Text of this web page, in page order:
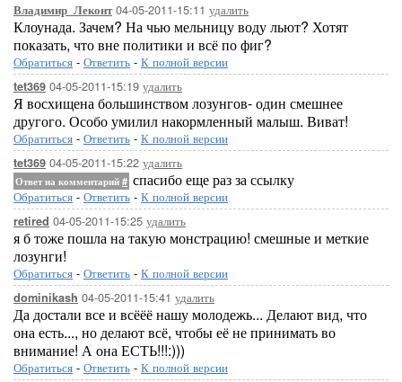
Владимир_Леконт04-05-2011-15:11 удалить
Клоунада. Зачем? На чью мельницу воду льют? Хотят
показать, что вне политики и всё по фиг?
Обратиться - Ответить - К полной версии
tet369 04-05-2011-15:19 удалить
Я восхищена большинством лозунгов- один смешнее
другого. Особо умилил накормленный малыш. Виват!
Обратиться - Ответить - К полной версии
tet369 04-05-2011-15:22 удалить
Ответ на комментарий # спасибо еще раз за ссылку
Обратиться - Ответить - К полной версии
retired 04-05-2011-15:25 удалить
я б тоже пошла на такую монстрацию! смешные и меткие
лозунги!
Обратиться - Ответить - К полной версии
dominikash 04-05-2011-15:41 удалить
Да достали все и всёёё нашу молодежь... Делают вид, что
она есть..., но делают всё, чтобы её не принимать во
внимание! А она ЕСТЬ!!!:)))
Обратиться - Ответить - К полной версии